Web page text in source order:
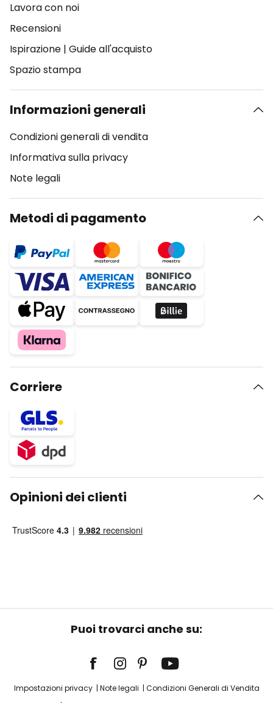
Lavora con noi
Recensioni
Ispirazione | Guide all'acquisto
Spazio stampa
Informazioni generali
Condizioni generali di vendita
Informativa sulla privacy
Note legali
Metodi di pagamento
Corriere
Opinioni dei clienti
Puoi trovarci anche su:
Impostazioni privacy Note legali
Condizioni Generali di Vendita